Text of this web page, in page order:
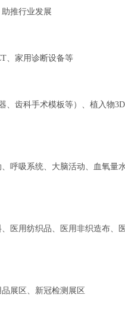
推行业发展
、家用诊断设备等
齿科手术模板等）、植入物
呼吸系统、大脑活动、血氧量
医用纺织品、医用非织造布、
展区、新冠检测展区